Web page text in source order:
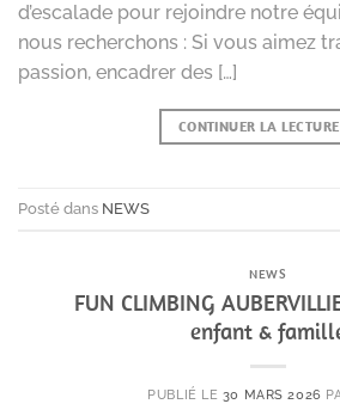
d’escalade pour rejoindre notre
nous recherchons : Si vous aimez
passion, encadrer des […]
CONTINUER LA LECTURE
Posté dans NEWS
NEWS
FUN CLIMBING
enfant &
PUBLIÉ LE 30 MARS 2026